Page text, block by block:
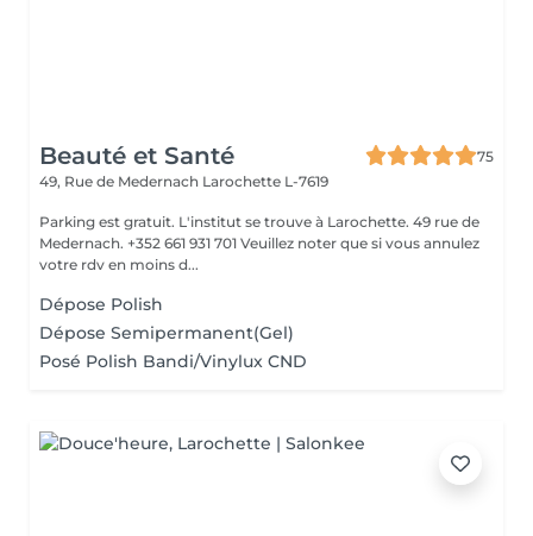
Beauté et Santé
75
49, Rue de Medernach Larochette L-7619
Parking est gratuit. L'institut se trouve à Larochette. 49 rue de
Medernach. +352 661 931 701 Veuillez noter que si vous annulez
votre rdv en moins d...
Dépose Polish
Dépose Semipermanent(Gel)
Posé Polish Bandi/Vinylux CND